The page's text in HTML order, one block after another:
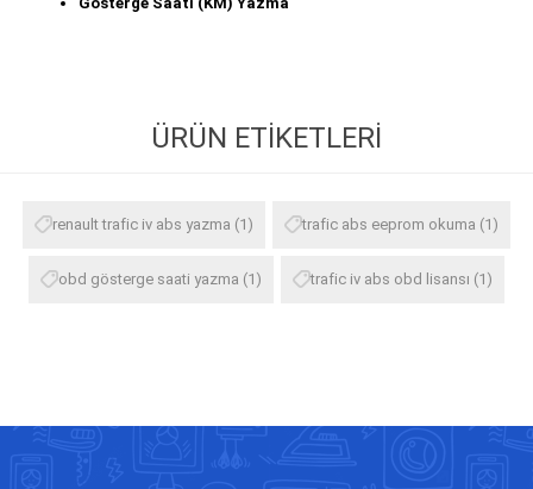
ÜRÜN ETIKETLERI
renault trafic iv abs yazma (1) trafic abs eeprom okuma (1)
obd gösterge saati yazma (1) trafic iv abs obd lisansı (1)